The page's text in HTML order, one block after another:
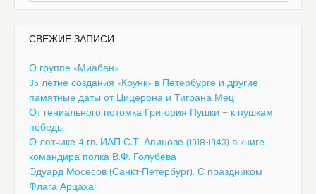
СВЕЖИЕ ЗАПИСИ
О группе «Миабан»
35-летие создания «Крунк» в Петербурге и другие
памятные даты от Цицерона и Тиграна Мец
От гениального потомка Григория Пушки — к пушкам
победы
О летчике 4 гв. ИАП С.Т. Апинове (1918-1943) в книге
командира полка В.Ф. Голубева
Эдуард Мосесов (Санкт-Петербург). С праздником
Флага Арцаха!